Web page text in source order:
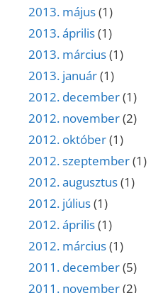
2013. május(1)
2013. április(1)
2013. március(1)
2013. január(1)
2012. december(1)
2012. november(2)
2012. október(1)
2012. szeptember(1)
2012. augusztus(1)
2012. július(1)
2012. április(1)
2012. március(1)
2011. december(5)
2011. november(2)